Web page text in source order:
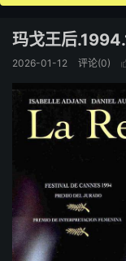
玛戈王后
2026-01-12 评论(0)